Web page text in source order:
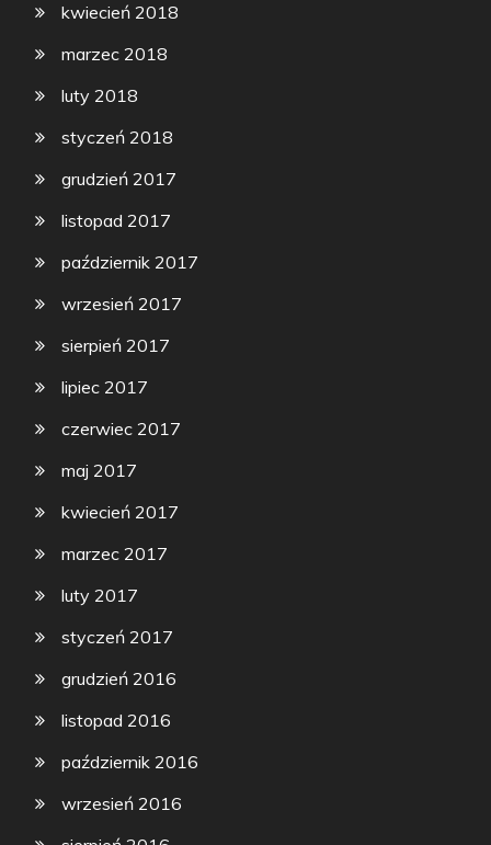
kwiecień 2018
marzec 2018
luty 2018
styczeń 2018
grudzień 2017
listopad 2017
październik 2017
wrzesień 2017
sierpień 2017
lipiec 2017
czerwiec 2017
maj 2017
kwiecień 2017
marzec 2017
luty 2017
styczeń 2017
grudzień 2016
listopad 2016
październik 2016
wrzesień 2016